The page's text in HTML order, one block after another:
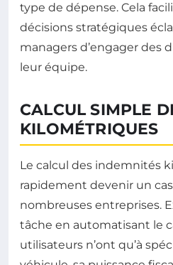
type de dépense. Cela
décisions stratégiques
managers d’engager des
leur équipe.
CALCUL SIMPLE
KILOMÉTRIQUES
Le calcul des indemnités
rapidement devenir un
nombreuses entreprises.
tâche en automatisant le
utilisateurs n’ont qu’à